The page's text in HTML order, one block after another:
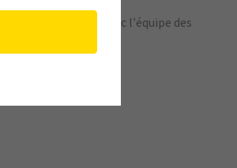
d’assurance ou avec l’équipe des